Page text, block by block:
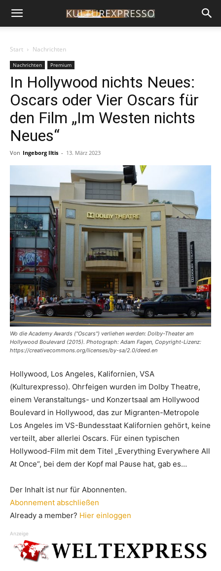
Start Nachrichten
Nachrichten Premium
In Hollywood nichts Neues:
Oscars oder Vier Oscars für
den Film „Im Westen nichts
Neues“
Von Ingeborg Iltis - 13. März 2023
Wo die Academy Awards ("Oscars") verliehen werden: Dolby-Theater am
Hollywood Boulevard (2015). Photograph: Adam Fagen, Copyright-Lizenz:
https://creativecommons.org/licenses/by-sa/2.0/deed.en
Hollywood, Los Angeles, Kalifornien, VSA
(Kulturexpresso). Ohrfeigen wurden im Dolby Theatre,
einem Veranstaltungs- und Konzertsaal am Hollywood
Boulevard in Hollywood, das zur Migranten-Metropole
Los Angeles im VS-Bundesstaat Kalifornien gehört, keine
verteilt, aber allerlei Oscars. Für einen typischen
Hollywood-Film mit dem Titel „Everything Everywhere All
At Once“, bei dem der Kopf mal Pause hat, gab es…
Der Inhalt ist nur für Abonnenten.
Abonnement abschließen
Already a member? Hier einloggen
Anzeige